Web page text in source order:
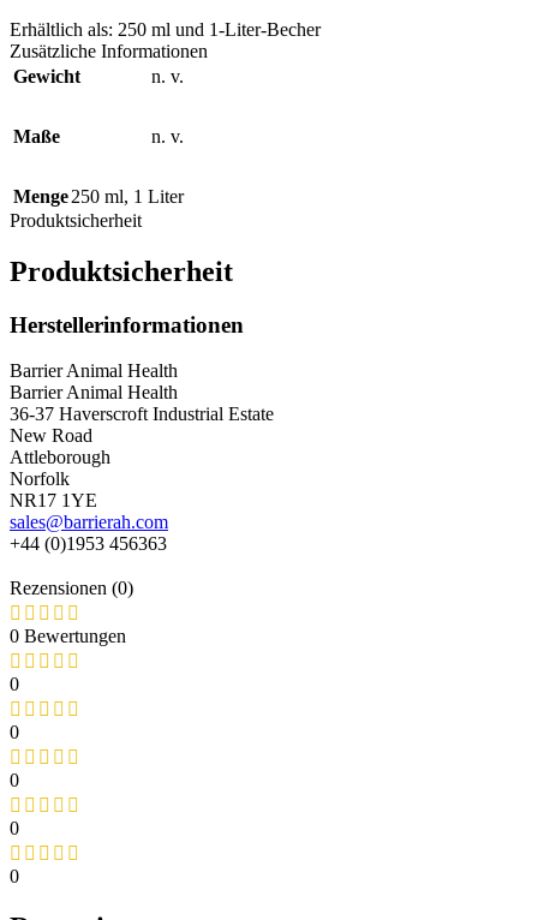
Erhältlich als: 250 ml und 1-Liter-Becher
Zusätzliche Informationen
Gewicht
n. v.
Maße n. v.
Menge250 ml, 1 Liter
Produktsicherheit
Produktsicherheit
Herstellerinformationen
Barrier Animal Health
Barrier Animal Health
36-37 Haverscroft Industrial Estate
New Road
Attleborough
Norfolk
NR17 1YE
sales@barrierah.com
+44 (0)1953 456363
Rezensionen (0)
0 Bewertungen
0
0
0
0
0